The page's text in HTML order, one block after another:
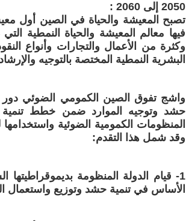
2050 إلى 2060 :
تصبح المعيشة والحياة في الصين أول
فيها معالم المعيشة والحياة النمطية
وكثرة من الأعمال والتجارات وأنواع
البشرية النمطية المختصة بالتوجيه
واشج تفوق الصين الكمومي الضوئي دور
حشد وتوجيه الموارد ضمن خطط تنمية
المنظومات الكمومية الضوئية
وقد شمل هذا التقدم:
1- قيام الدولة المنظومة
الأساس في تنمية حشد وتوزيع واستعمال